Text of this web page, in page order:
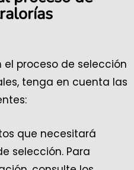
proceso de selección
tenga en cuenta las
que necesitará
selección. Para